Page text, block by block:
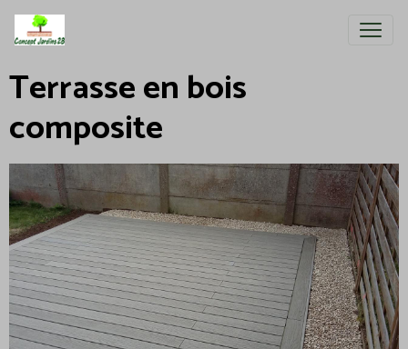
Terrasse en bois
composite